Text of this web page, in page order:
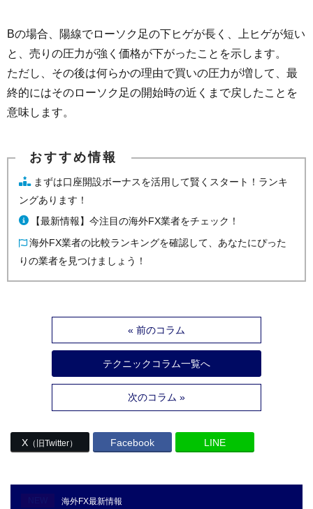
Bの場合、陽線でローソク足の下ヒゲが長く、上ヒゲが短い
と、売りの圧力が強く価格が下がったことを示します。
ただし、その後は何らかの理由で買いの圧力が増して、最
終的にはそのローソク足の開始時の近くまで戻したことを
意味します。
まずは口座開設ボーナスを活用して賢くスタート！ランキ
ングあります！
【最新情報】今注目の海外FX業者をチェック！
海外FX業者の比較ランキングを確認して、あなたにぴった
りの業者を見つけましょう！
« 前のコラム
テクニックコラム一覧へ
次のコラム »
X （旧Twitter） Facebook LINE
海外FX最新情報